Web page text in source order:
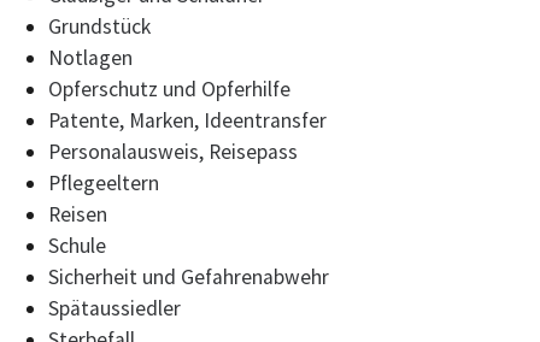
Grundstück
Notlagen
Opferschutz und Opferhilfe
Patente, Marken, Ideentransfer
Personalausweis, Reisepass
Pflegeeltern
Reisen
Schule
Sicherheit und Gefahrenabwehr
Spätaussiedler